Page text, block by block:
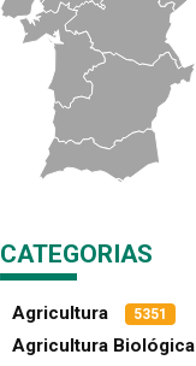
CATEGORIAS
Agricultura 5351
Agricultura Biológica